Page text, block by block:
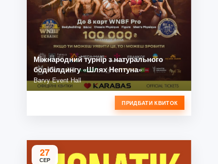
Міжнародний турнір з натурального
бодібілдингу «Шлях Нептуна»
Barvy Event Hall
ПРИДБАТИ КВИТОК
27
СЕР